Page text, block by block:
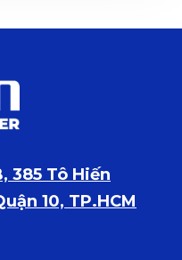
385 Tô Hiến
10, TP.HCM